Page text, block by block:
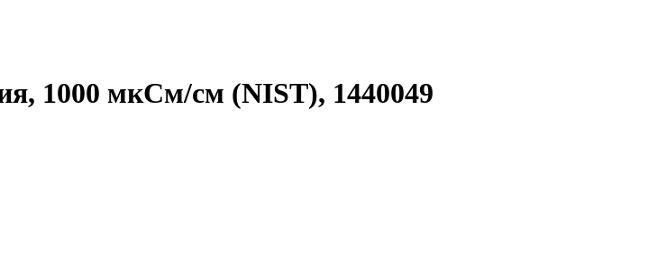
1000 мкСм/см (NIST), 1440049